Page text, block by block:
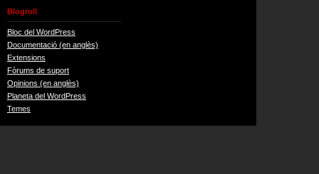
Blogroll
Bloc del WordPress
Documentació (en anglès)
Extensions
Fòrums de suport
Opinions (en anglès)
Planeta del WordPress
Temes